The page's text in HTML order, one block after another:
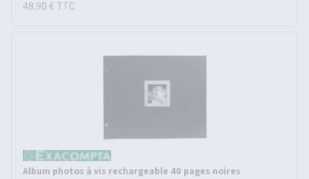
48,90 € TTC
Album photos à vis rechargeable 40 pages noires